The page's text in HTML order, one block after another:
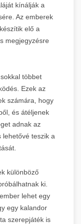
kínálják a
Az emberek
elő a
megjegyzésre
többet
Ezek az
számára, hogy
és átéljenek
adnak az
lehetővé teszik a
különböző
ki.
lehet egy
egy kalandor
szerepjáték is